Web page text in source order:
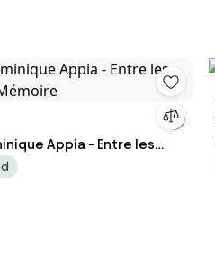
Appia - Entre les